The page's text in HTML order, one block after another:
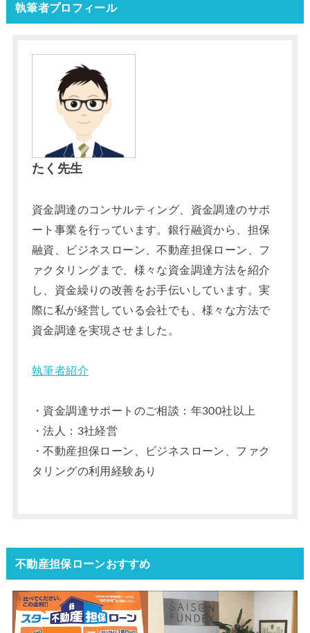
執筆者プロフィール
たく先生
資金調達のコンサルティング、資金調達のサポ
ート事業を行っています。銀行融資から、担保
融資、ビジネスローン、不動産担保ローン、フ
ァクタリングまで、様々な資金調達方法を紹介
し、資金繰りの改善をお手伝いしています。実
際に私が経営している会社でも、様々な方法で
資金調達を実現させました。
執筆者紹介
・資金調達サポートのご相談：年300社以上
・法人：3社経営
・不動産担保ローン、ビジネスローン、ファク
タリングの利用経験あり
不動産担保ローンおすすめ